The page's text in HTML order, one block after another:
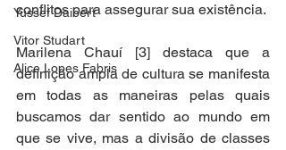
Yussef Daibert
Vitor Studart
Alice Lopes Fabris
conflitos para assegurar sua existência.
Marilena Chauí [3] destaca que a
definição ampla de cultura se manifesta
em todas as maneiras pelas quais
buscamos dar sentido ao mundo em
que se vive, mas a divisão de classes